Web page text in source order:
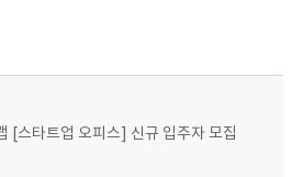
[스타트업 오피스] 신규 입주자 모집